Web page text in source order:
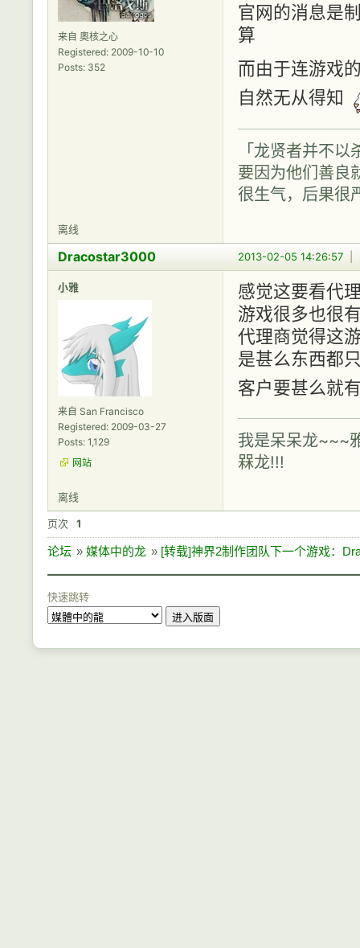
来自 奧核之心
Registered: 2009-10-10
Posts: 352
官网的消息是
算
而由于连游戏
自然无从得知
「龙贤者并不
要因为他们善良
很生气，后果很
离线
2013-02-05 14:26:57
Dracostar3000
小雅
来自 San Francisco
Registered: 2009-03-27
Posts: 1,129
网站
感觉这要看代
游戏很多也很
代理商觉得这
是甚么东西都
客户要甚么就
我是呆呆龙~~~
槑龙!!!
离线
页次 1
论坛 » 媒体中的龙 » [转载]神界2制作团队下一个游戏：
快速跳转